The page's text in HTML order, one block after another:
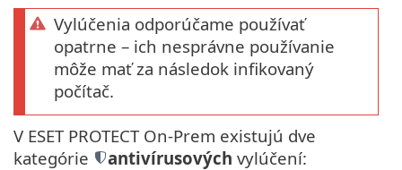
Vylúčenia odporúčame používať
opatrne – ich nesprávne používanie
môže mať za následok infikovaný
počítač.
V ESET PROTECT On-Prem existujú dve
kategórie
antivírusových vylúčení: